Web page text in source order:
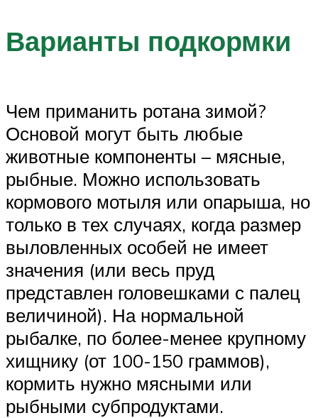
Варианты подкормки
Чем приманить ротана зимой?
Основой могут быть любые
животные компоненты – мясные,
рыбные. Можно использовать
кормового мотыля или опарыша, но
только в тех случаях, когда размер
выловленных особей не имеет
значения (или весь пруд
представлен головешками с палец
величиной). На нормальной
рыбалке, по более-менее крупному
хищнику (от 100-150 граммов),
кормить нужно мясными или
рыбными субпродуктами.